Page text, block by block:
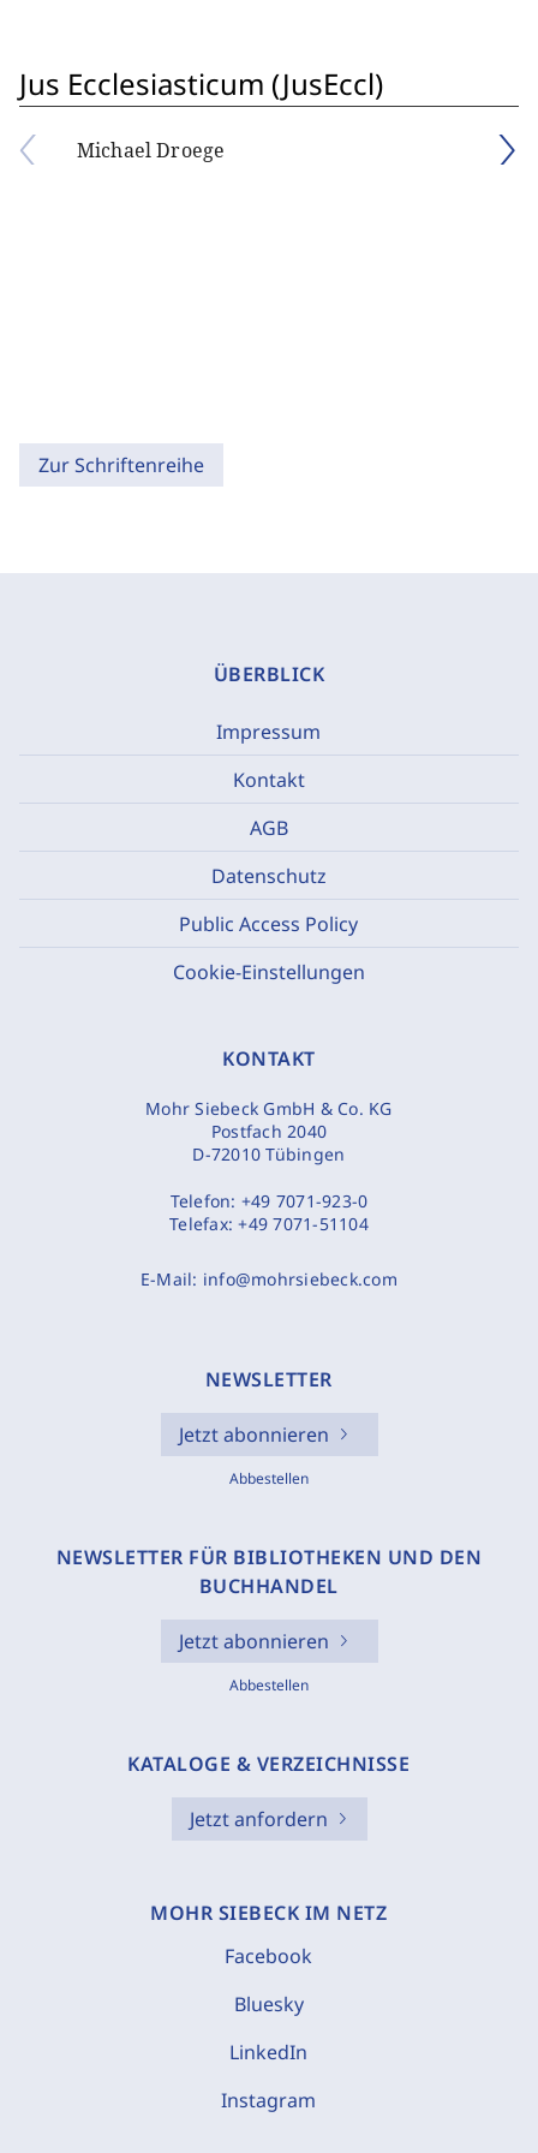
Jus Ecclesiasticum (JusEccl)
Michael Droege
Zur Schriftenreihe
ÜBERBLICK
Impressum
Kontakt
AGB
Datenschutz
Public Access Policy
Cookie-Einstellungen
KONTAKT
Mohr Siebeck GmbH & Co. KG
Postfach 2040
D-72010 Tübingen
Telefon: +49 7071-923-0
Telefax:+49 7071-51104
E-Mail: info@mohrsiebeck.com
NEWSLETTER
Jetzt abonnieren
Abbestellen
NEWSLETTER FÜR BIBLIOTHEKEN UND DEN
BUCHHANDEL
Jetzt abonnieren
Abbestellen
KATALOGE & VERZEICHNISSE
Jetzt anfordern
MOHR SIEBECK IM NETZ
Facebook
Bluesky
LinkedIn
Instagram